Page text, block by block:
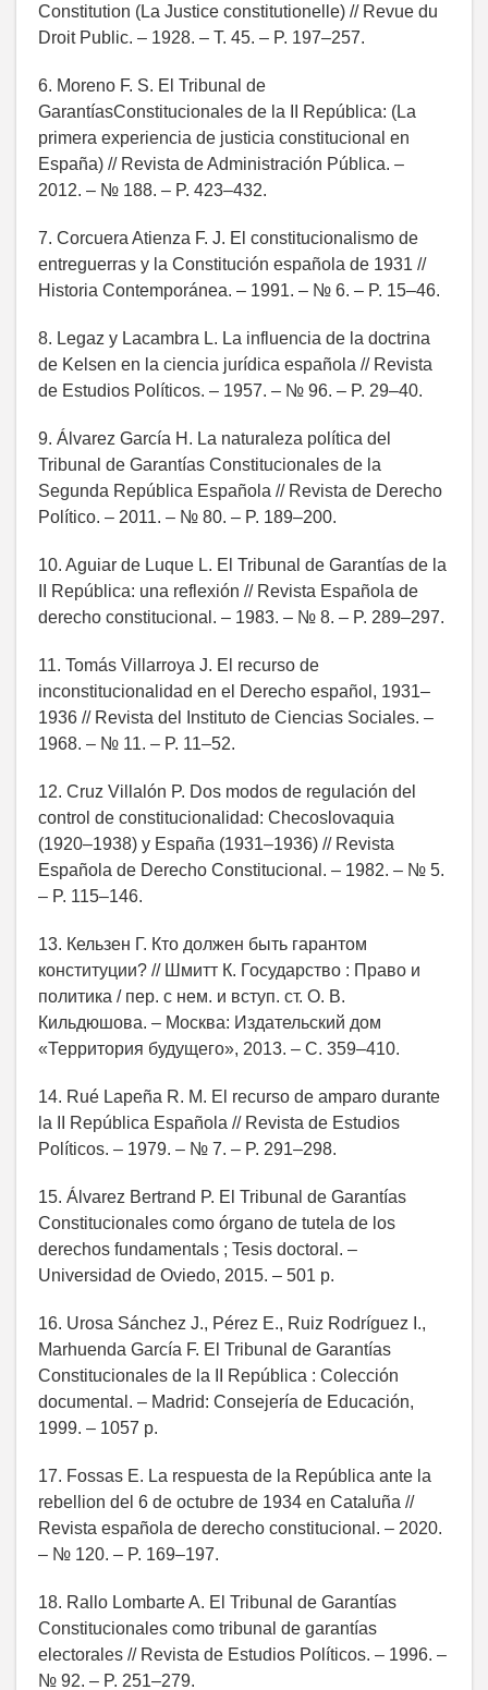
Constitution (La Justice constitutionelle) // Revue du
Droit Public. – 1928. – T. 45. – P. 197–257.
6. Moreno F. S. El Tribunal de
GarantíasConstitucionales de la II República: (La
primera experiencia de justicia constitucional en
España) // Revista de Administración Pública. –
2012. – № 188. – P. 423–432.
7. Corcuera Atienza F. J. El constitucionalismo de
entreguerras y la Constitución española de 1931 //
Historia Contemporánea. – 1991. – № 6. – P. 15–46.
8. Legaz y Lacambra L. La influencia de la doctrina
de Kelsen en la ciencia jurídica española // Revista
de Estudios Políticos. – 1957. – № 96. – P. 29–40.
9. Álvarez García H. La naturaleza política del
Tribunal de Garantías Constitucionales de la
Segunda República Española // Revista de Derecho
Político. – 2011. – № 80. – P. 189–200.
10. Aguiar de Luque L. El Tribunal de Garantías de la
II República: una reflexión // Revista Española de
derecho constitucional. – 1983. – № 8. – P. 289–297.
11. Tomás Villarroya J. El recurso de
inconstitucionalidad en el Derecho español, 1931–
1936 // Revista del Instituto de Ciencias Sociales. –
1968. – № 11. – P. 11–52.
12. Cruz Villalón P. Dos modos de regulación del
control de constitucionalidad: Checoslovaquia
(1920–1938) y España (1931–1936) // Revista
Española de Derecho Constitucional. – 1982. – № 5.
– P. 115–146.
13. Кельзен Г. Кто должен быть гарантом
конституции? // Шмитт К. Государство : Право и
политика / пер. с нем. и вступ. ст. О. В.
Кильдюшова. – Москва: Издательский дом
«Территория будущего», 2013. – С. 359–410.
14. Rué Lapeña R. M. El recurso de amparo durante
la II República Española // Revista de Estudios
Políticos. – 1979. – № 7. – P. 291–298.
15. Álvarez Bertrand P. El Tribunal de Garantías
Constitucionales como órgano de tutela de los
derechos fundamentals ; Tesis doctoral. –
Universidad de Oviedo, 2015. – 501 p.
16. Urosa Sánchez J., Pérez E., Ruiz Rodríguez I.,
Marhuenda García F. El Tribunal de Garantías
Constitucionales de la II República : Colección
documental. – Madrid: Consejería de Educación,
1999. – 1057 p.
17. Fossas E. La respuesta de la República ante la
rebellion del 6 de octubre de 1934 en Cataluña //
Revista española de derecho constitucional. – 2020.
– № 120. – P. 169–197.
18. Rallo Lombarte A. El Tribunal de Garantías
Constitucionales como tribunal de garantías
electorales // Revista de Estudios Políticos. – 1996. –
№ 92. – P. 251–279.